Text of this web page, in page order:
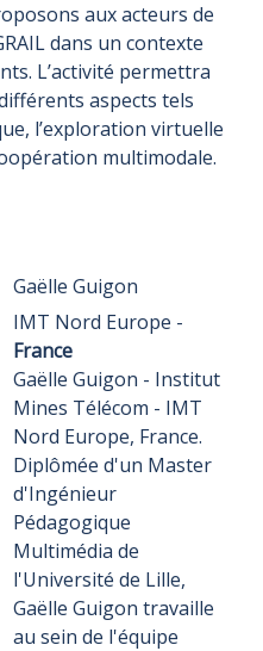
aux acteurs de
dans un contexte
L’activité permettra
aspects tels
l’exploration virtuelle
multimodale.
Gaëlle Guigon
IMT Nord Europe -
France
Gaëlle Guigon - Institut
Mines Télécom - IMT
Nord Europe, France.
Diplômée d'un Master
d'Ingénieur
Pédagogique
Multimédia de
l'Université de Lille,
Gaëlle Guigon travaille
au sein de l'équipe